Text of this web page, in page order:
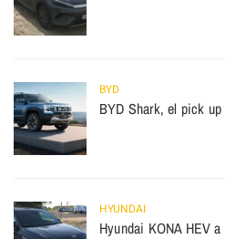
BYD
BYD Shark, el pick
HYUNDAI
Hyundai KONA HEV a